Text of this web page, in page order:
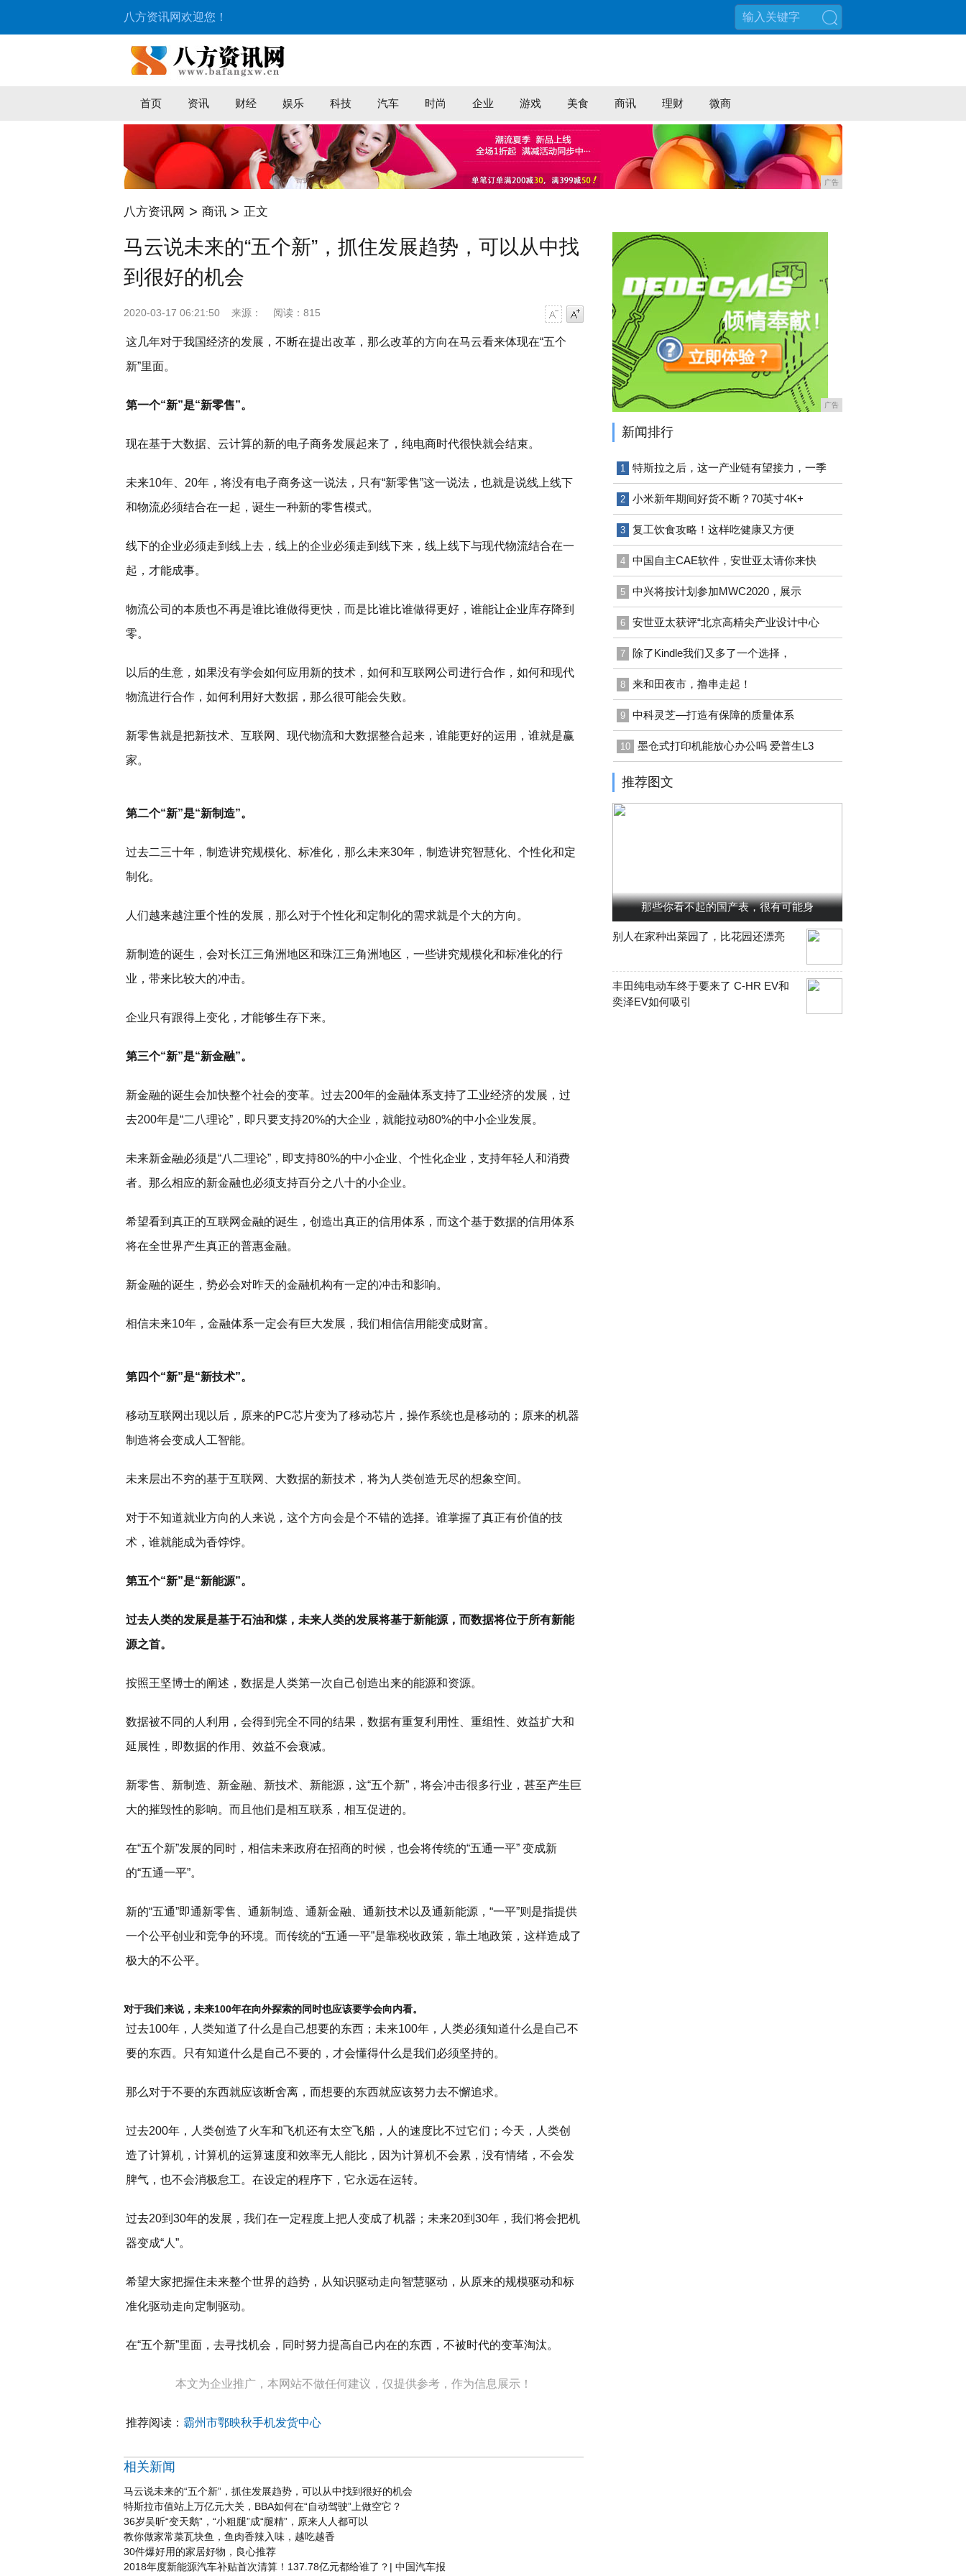
八方资讯网欢迎您！
首页 资讯 财经 娱乐 科技 汽车 时尚 企业 游戏 美食 商讯 理财 微商
广告
八方资讯网 > 商讯 > 正文
马云说未来的“五个新”，抓住发展趋势，可以从中找
到很好的机会
2020-03-17 06:21:50 来源： 阅读：815
这几年对于我国经济的发展，不断在提出改革，那么改革的方向在马云看来体现在“五个
新”里面。
第一个“新”是“新零售”。
现在基于大数据、云计算的新的电子商务发展起来了，纯电商时代很快就会结束。
未来10年、20年，将没有电子商务这一说法，只有“新零售”这一说法，也就是说线上线下
和物流必须结合在一起，诞生一种新的零售模式。
线下的企业必须走到线上去，线上的企业必须走到线下来，线上线下与现代物流结合在一
起，才能成事。
物流公司的本质也不再是谁比谁做得更快，而是比谁比谁做得更好，谁能让企业库存降到
零。
以后的生意，如果没有学会如何应用新的技术，如何和互联网公司进行合作，如何和现代
物流进行合作，如何利用好大数据，那么很可能会失败。
新零售就是把新技术、互联网、现代物流和大数据整合起来，谁能更好的运用，谁就是赢
家。
第二个“新”是“新制造”。
过去二三十年，制造讲究规模化、标准化，那么未来30年，制造讲究智慧化、个性化和定
制化。
人们越来越注重个性的发展，那么对于个性化和定制化的需求就是个大的方向。
新制造的诞生，会对长江三角洲地区和珠江三角洲地区，一些讲究规模化和标准化的行
业，带来比较大的冲击。
企业只有跟得上变化，才能够生存下来。
第三个“新”是“新金融”。
新金融的诞生会加快整个社会的变革。过去200年的金融体系支持了工业经济的发展，过
去200年是“二八理论”，即只要支持20%的大企业，就能拉动80%的中小企业发展。
未来新金融必须是“八二理论”，即支持80%的中小企业、个性化企业，支持年轻人和消费
者。那么相应的新金融也必须支持百分之八十的小企业。
希望看到真正的互联网金融的诞生，创造出真正的信用体系，而这个基于数据的信用体系
将在全世界产生真正的普惠金融。
新金融的诞生，势必会对昨天的金融机构有一定的冲击和影响。
相信未来10年，金融体系一定会有巨大发展，我们相信信用能变成财富。
第四个“新”是“新技术”。
移动互联网出现以后，原来的PC芯片变为了移动芯片，操作系统也是移动的；原来的机器
制造将会变成人工智能。
未来层出不穷的基于互联网、大数据的新技术，将为人类创造无尽的想象空间。
对于不知道就业方向的人来说，这个方向会是个不错的选择。谁掌握了真正有价值的技
术，谁就能成为香饽饽。
第五个“新”是“新能源”。
过去人类的发展是基于石油和煤，未来人类的发展将基于新能源，而数据将位于所有新能
源之首。
按照王坚博士的阐述，数据是人类第一次自己创造出来的能源和资源。
数据被不同的人利用，会得到完全不同的结果，数据有重复利用性、重组性、效益扩大和
延展性，即数据的作用、效益不会衰减。
新零售、新制造、新金融、新技术、新能源，这“五个新”，将会冲击很多行业，甚至产生巨
大的摧毁性的影响。而且他们是相互联系，相互促进的。
在“五个新”发展的同时，相信未来政府在招商的时候，也会将传统的“五通一平” 变成新
的“五通一平”。
新的“五通”即通新零售、通新制造、通新金融、通新技术以及通新能源，“一平”则是指提供
一个公平创业和竞争的环境。而传统的“五通一平”是靠税收政策，靠土地政策，这样造成了
极大的不公平。
对于我们来说，未来100年在向外探索的同时也应该要学会向内看。
过去100年，人类知道了什么是自己想要的东西；未来100年，人类必须知道什么是自己不
要的东西。只有知道什么是自己不要的，才会懂得什么是我们必须坚持的。
那么对于不要的东西就应该断舍离，而想要的东西就应该努力去不懈追求。
过去200年，人类创造了火车和飞机还有太空飞船，人的速度比不过它们；今天，人类创
造了计算机，计算机的运算速度和效率无人能比，因为计算机不会累，没有情绪，不会发
脾气，也不会消极怠工。在设定的程序下，它永远在运转。
过去20到30年的发展，我们在一定程度上把人变成了机器；未来20到30年，我们将会把机
器变成“人”。
希望大家把握住未来整个世界的趋势，从知识驱动走向智慧驱动，从原来的规模驱动和标
准化驱动走向定制驱动。
在“五个新”里面，去寻找机会，同时努力提高自己内在的东西，不被时代的变革淘汰。
本文为企业推广，本网站不做任何建议，仅提供参考，作为信息展示！
推荐阅读： 霸州市鄂映秋手机发货中心
相关新闻
马云说未来的“五个新”，抓住发展趋势，可以从中找到很好的机会
特斯拉市值站上万亿元大关，BBA如何在“自动驾驶”上做空它？
36岁吴昕“变天鹅”，“小粗腿”成“腿精”，原来人人都可以
教你做家常菜瓦块鱼，鱼肉香辣入味，越吃越香
30件爆好用的家居好物，良心推荐
2018年度新能源汽车补贴首次清算！137.78亿元都给谁了？| 中国汽车报
广告
新闻排行
1 特斯拉之后，这一产业链有望接力，一季
2 小米新年期间好货不断？70英寸4K+
3 复工饮食攻略！这样吃健康又方便
4 中国自主CAE软件，安世亚太请你来快
5 中兴将按计划参加MWC2020，展示
6 安世亚太获评“北京高精尖产业设计中心
7 除了Kindle我们又多了一个选择，
8 来和田夜市，撸串走起！
9 中科灵芝—打造有保障的质量体系
10 墨仓式打印机能放心办公吗 爱普生L3
推荐图文
那些你看不起的国产表，很有可能身
别人在家种出菜园了，比花园还漂亮
丰田纯电动车终于要来了 C-HR EV和
奕泽EV如何吸引